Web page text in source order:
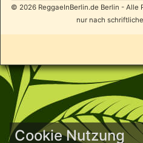
© 2026 ReggaeInBerlin.de Berlin - Alle
nur nach
Cookie Nutzung